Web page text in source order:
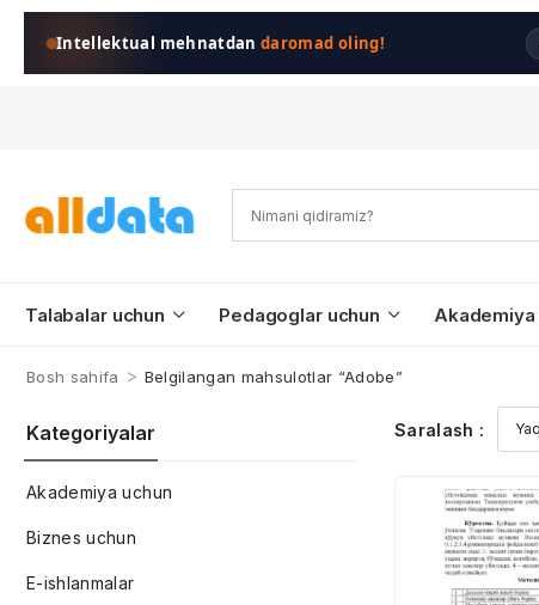
Intellektual mehnatdandaromad oling!
Talabalar uchun Pedagoglar uchun Akademiya
Bosh sahifa > Belgilangan mahsulotlar “Adobe”
Kategoriyalar
Akademiya uchun
Biznes uchun
E-ishlanmalar
Saralash :